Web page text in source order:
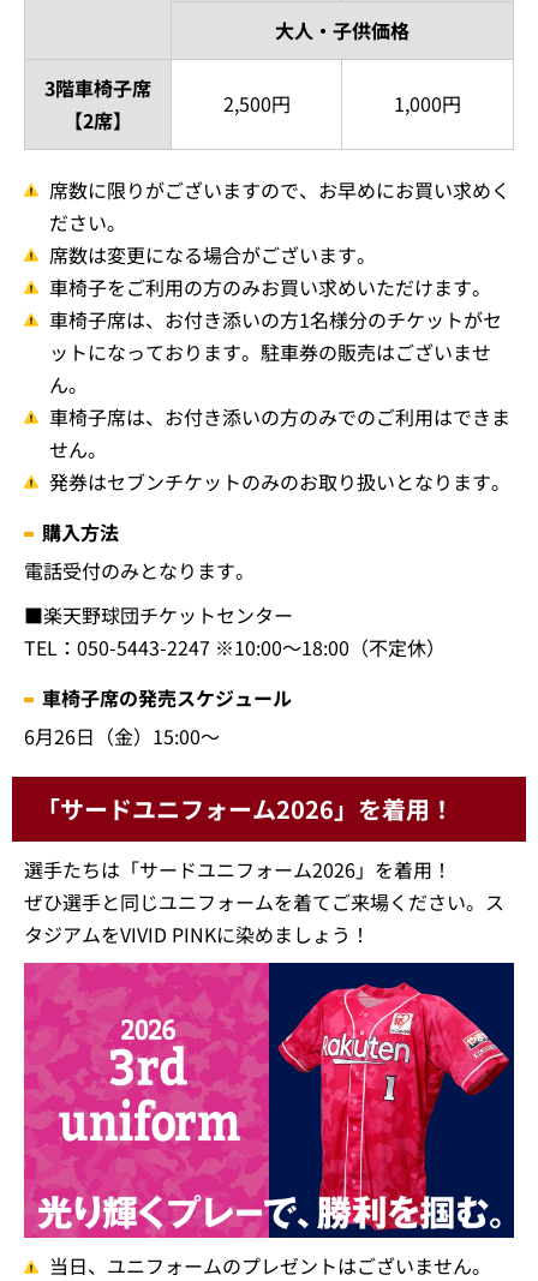
大人・子供価格
3階車椅子席
【2席】
2,500円 1,000円
席数に限りがございますので、お早めにお買い求めく
ださい。
席数は変更になる場合がございます。
車椅子をご利用の方のみお買い求めいただけます。
車椅子席は、お付き添いの方1名様分のチケットがセ
ットになっております。駐車券の販売はございませ
ん。
車椅子席は、お付き添いの方のみでのご利用はできま
せん。
発券はセブンチケットのみのお取り扱いとなります。
購入方法
電話受付のみとなります。
■楽天野球団チケットセンター
TEL：050-5443-2247 ※10:00～18:00（不定休）
車椅子席の発売スケジュール
6月26日（金）15:00～
「サードユニフォーム2026」を着用！
選手たちは「サードユニフォーム2026」を着用！
ぜひ選手と同じユニフォームを着てご来場ください。ス
タジアムをVIVID PINKに染めましょう！
当日、ユニフォームのプレゼントはございません。